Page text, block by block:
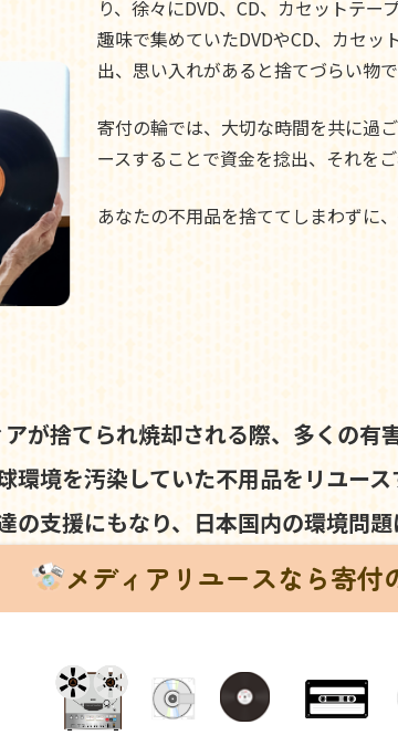
り、徐々にDVD、CD、カセットテー
趣味で集めていたDVDやCD、カセ
出、思い入れがあると捨てづらい物
寄付の輪では、大切な時間を共に過
ースすることで資金を捻出、それを
あなたの不用品を捨ててしまわずに
が捨てられ焼却される際、 多くの有
環境を汚染していた不用品を リユース
支援にもなり、 日本国内の環境問題
メディアリユースなら寄付